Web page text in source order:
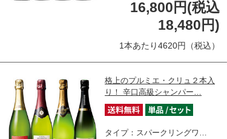
16,800円(税込
18,480円)
1本あたり4620円（税込）
格上のプルミエ・クリュ２本入
り！ 辛口高級シャンパー…
タイプ：スパークリングワ…